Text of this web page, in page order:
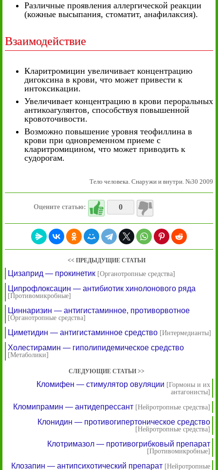
Различные проявления аллергической реакции
(кожные высыпания, стоматит, анафилаксия).
Взаимодействие
Кларитромицин увеличивает концентрацию
дигоксина в крови, что может привести к
интоксикации.
Увеличивает концентрацию в крови пероральных
антикоагулянтов, способствуя повышенной
кровоточивости.
Возможно повышение уровня теофиллина в
крови при одновременном приеме с
кларитромицином, что может приводить к
судорогам.
Тело человека. Снаружи и внутри. №30 2009
Оцените статью: 0
<< ПРЕДЫДУЩИЕ СТАТЬИ
Цизаприд — прокинетик [Органотропные средства]
Ципрофлоксацин — антибиотик хинолонового ряда
[Противомикробные]
Циннаризин — антигистаминное, противорвотное
[Органотропные средства]
Циметидин — антигистаминное средство [Интермедианты]
Холестирамин — гиполипидемическое средство
[Метаболики]
СЛЕДУЮЩИЕ СТАТЬИ >>
Кломифен — стимулятор овуляции [Гормоны и их
антагонисты]
Кломипрамин — антидепрессант [Нейротропные средства]
Клонидин — противогипертоническое средство
[Нейротропные средства]
Клотримазол — противогрибковый препарат
[Противомикробные]
Клозапин — антипсихотический препарат [Нейротропные